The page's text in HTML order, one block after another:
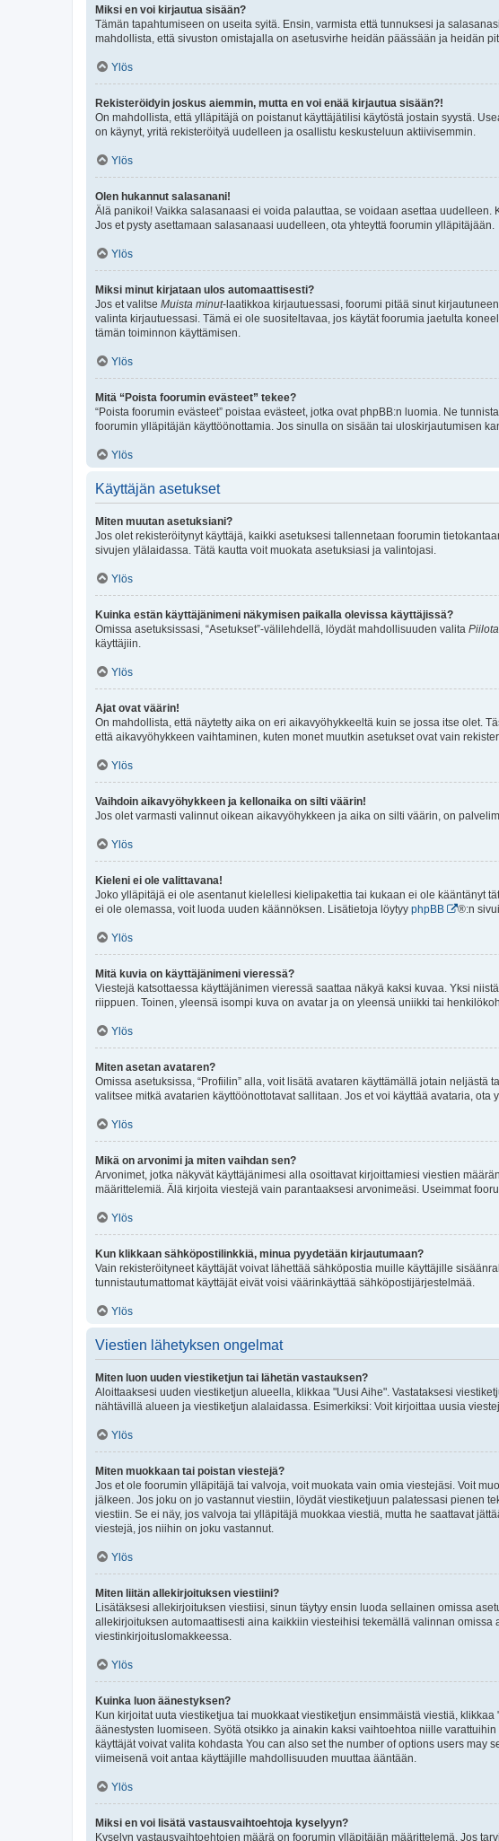
Miksi en voi kirjautua sisään?
Tämän tapahtumiseen on useita syitä. Ensin, varmista että tunnuksesi ja
mahdollista, että sivuston omistajalla on asetusvirhe heidän päässään ja heidän
Ylös
Rekisteröidyin joskus aiemmin, mutta en voi enää kirjautua sisään?!
On mahdollista, että ylläpitäjä on poistanut käyttäjätilisi käytöstä jostain syystä.
on käynyt, yritä rekisteröityä uudelleen ja osallistu keskusteluun aktiivisemmin.
Ylös
Olen hukannut salasanani!
Älä panikoi! Vaikka salasanaasi ei voida palauttaa, se voidaan asettaa uudelleen.
Jos et pysty asettamaan salasanaasi uudelleen, ota yhteyttä foorumin ylläpitäjään.
Ylös
Miksi minut kirjataan ulos automaattisesti?
Jos et valitse Muista minut-laatikkoa kirjautuessasi, foorumi pitää sinut
valinta kirjautuessasi. Tämä ei ole suositeltavaa, jos käytät foorumia jaetulta
tämän toiminnon käyttämisen.
Ylös
Mitä “Poista foorumin evästeet” tekee?
“Poista foorumin evästeet” poistaa evästeet, jotka ovat phpBB:n luomia. Ne
foorumin ylläpitäjän käyttöönottamia. Jos sinulla on sisään tai uloskirjautumisen
Ylös
Käyttäjän asetukset
Miten muutan asetuksiani?
Jos olet rekisteröitynyt käyttäjä, kaikki asetuksesi tallennetaan foorumin
sivujen ylälaidassa. Tätä kautta voit muokata asetuksiasi ja valintojasi.
Ylös
Kuinka estän käyttäjänimeni näkymisen paikalla olevissa käyttäjissä?
Omissa asetuksissasi, “Asetukset”-välilehdellä, löydät mahdollisuuden valita
käyttäjiin.
Ylös
Ajat ovat väärin!
On mahdollista, että näytetty aika on eri aikavyöhykkeeltä kuin se jossa itse olet.
että aikavyöhykkeen vaihtaminen, kuten monet muutkin asetukset ovat vain
Ylös
Vaihdoin aikavyöhykkeen ja kellonaika on silti väärin!
Jos olet varmasti valinnut oikean aikavyöhykkeen ja aika on silti väärin, on
Ylös
Kieleni ei ole valittavana!
Joko ylläpitäjä ei ole asentanut kielellesi kielipakettia tai kukaan ei ole kääntänyt
ei ole olemassa, voit luoda uuden käännöksen. Lisätietoja löytyy phpBB ®:n
Ylös
Mitä kuvia on käyttäjänimeni vieressä?
Viestejä katsottaessa käyttäjänimen vieressä saattaa näkyä kaksi kuvaa. Yksi
riippuen. Toinen, yleensä isompi kuva on avatar ja on yleensä uniikki tai
Ylös
Miten asetan avataren?
Omissa asetuksissa, “Profiilin” alla, voit lisätä avataren käyttämällä jotain
valitsee mitkä avatarien käyttöönottotavat sallitaan. Jos et voi käyttää avataria, ota
Ylös
Mikä on arvonimi ja miten vaihdan sen?
Arvonimet, jotka näkyvät käyttäjänimesi alla osoittavat kirjoittamiesi viestien
määrittelemiä. Älä kirjoita viestejä vain parantaaksesi arvonimeäsi. Useimmat
Ylös
Kun klikkaan sähköpostilinkkiä, minua pyydetään kirjautumaan?
Vain rekisteröityneet käyttäjät voivat lähettää sähköpostia muille käyttäjille
tunnistautumattomat käyttäjät eivät voisi väärinkäyttää sähköpostijärjestelmää.
Ylös
Viestien lähetyksen ongelmat
Miten luon uuden viestiketjun tai lähetän vastauksen?
Aloittaaksesi uuden viestiketjun alueella, klikkaa "Uusi Aihe". Vastataksesi
nähtävillä alueen ja viestiketjun alalaidassa. Esimerkiksi: Voit kirjoittaa uusia
Ylös
Miten muokkaan tai poistan viestejä?
Jos et ole foorumin ylläpitäjä tai valvoja, voit muokata vain omia viestejäsi. Voit
jälkeen. Jos joku on jo vastannut viestiin, löydät viestiketjuun palatessasi pienen
viestiin. Se ei näy, jos valvoja tai ylläpitäjä muokkaa viestiä, mutta he saattavat
viestejä, jos niihin on joku vastannut.
Ylös
Miten liitän allekirjoituksen viestiini?
Lisätäksesi allekirjoituksen viestiisi, sinun täytyy ensin luoda sellainen omissa
allekirjoituksen automaattisesti aina kaikkiin viesteihisi tekemällä valinnan
viestinkirjoituslomakkeessa.
Ylös
Kuinka luon äänestyksen?
Kun kirjoitat uuta viestiketjua tai muokkaat viestiketjun ensimmäistä viestiä,
äänestysten luomiseen. Syötä otsikko ja ainakin kaksi vaihtoehtoa niille
käyttäjät voivat valita kohdasta You can also set the number of options users
viimeisenä voit antaa käyttäjille mahdollisuuden muuttaa ääntään.
Ylös
Miksi en voi lisätä vastausvaihtoehtoja kyselyyn?
Kyselyn vastausvaihtoehtojen määrä on foorumin ylläpitäjän määrittelemä. Jos